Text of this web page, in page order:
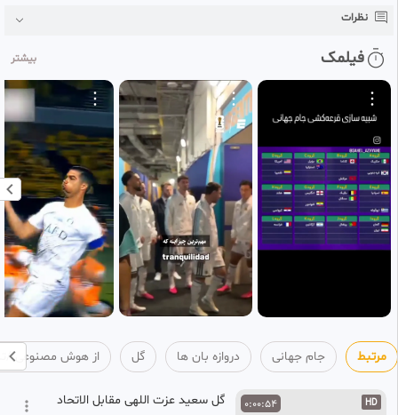
نظرات
فیلمک بیشتر
مرتبط جام جهانی دروازه بان ها گل
HD
0:00:54 گل سعید عزت اللهی مقابل الاتحاد